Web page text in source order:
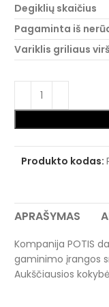
Degiklių skaičius
Pagaminta iš
Variklis griliaus
Produkto kodas:
APRAŠYMAS
Kompanija POTIS
gaminimo įrangos
Aukščiausios